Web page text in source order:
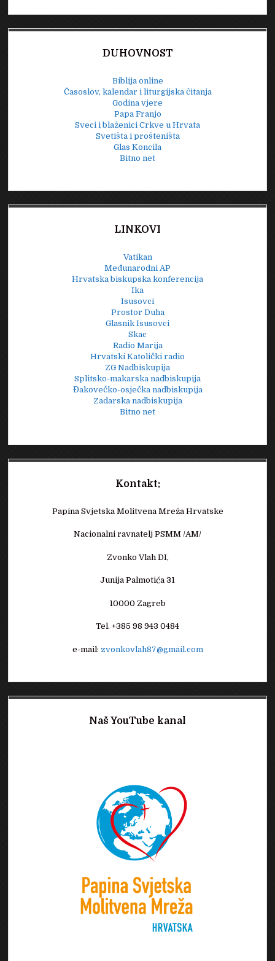
DUHOVNOST
Biblija online
Časoslov, kalendar i liturgijska čitanja
Godina vjere
Papa Franjo
Sveci i blaženici Crkve u Hrvata
Svetišta i prošteništa
Glas Koncila
Bitno net
LINKOVI
Vatikan
Međunarodni AP
Hrvatska biskupska konferencija
Ika
Isusovci
Prostor Duha
Glasnik Isusovci
Skac
Radio Marija
Hrvatski Katolički radio
ZG Nadbiskupija
Splitsko-makarska nadbiskupija
Đakovečko-osječka nadbiskupija
Zadarska nadbiskupija
Bitno net
Kontakt:
Papina Svjetska Molitvena Mreža Hrvatske
Nacionalni ravnatelj PSMM /AM/
Zvonko Vlah DI,
Junija Palmotića 31
10000 Zagreb
Tel. +385 98 943 0484
e-mail: zvonkovlah87@gmail.com
Naš YouTube kanal